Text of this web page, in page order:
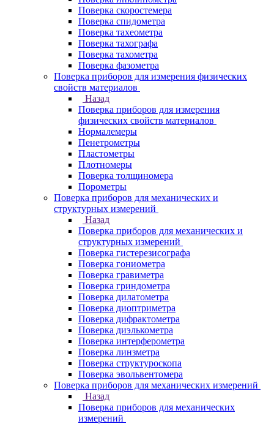
Поверка скоростемера
Поверка спидометра
Поверка тахеометра
Поверка тахографа
Поверка тахометра
Поверка фазометра
Поверка приборов для измерения физических
свойств материалов
Назад
Поверка приборов для измерения
физических свойств материалов
Нормалемеры
Пенетрометры
Пластометры
Плотномеры
Поверка толщиномера
Порометры
Поверка приборов для механических и
структурных измерений
Назад
Поверка приборов для механических и
структурных измерений
Поверка гистерезисографа
Поверка гониометра
Поверка гравиметра
Поверка гриндометра
Поверка дилатометра
Поверка диоптриметра
Поверка дифрактометра
Поверка диэлькометра
Поверка интерферометра
Поверка линзметра
Поверка структуроскопа
Поверка эвольвентомера
Поверка приборов для механических измерений
Назад
Поверка приборов для механических
измерений